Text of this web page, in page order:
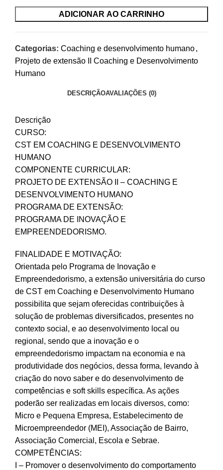
ADICIONAR AO CARRINHO
Categorias: Coaching e desenvolvimento humano,
Projeto de extensão II Coaching e Desenvolvimento
Humano
DESCRIÇÃOAVALIAÇÕES (0)
Descrição
CURSO:
CST EM COACHING E DESENVOLVIMENTO
HUMANO
COMPONENTE CURRICULAR:
PROJETO DE EXTENSÃO II – COACHING E
DESENVOLVIMENTO HUMANO
PROGRAMA DE EXTENSÃO:
PROGRAMA DE INOVAÇÃO E
EMPREENDEDORISMO.
FINALIDADE E MOTIVAÇÃO:
Orientada pelo Programa de Inovação e
Empreendedorismo, a extensão universitária do curso
de CST em Coaching e Desenvolvimento Humano
possibilita que sejam oferecidas contribuições à
solução de problemas diversificados, presentes no
contexto social, e ao desenvolvimento local ou
regional, sendo que a inovação e o
empreendedorismo impactam na economia e na
produtividade dos negócios, dessa forma, levando à
criação do novo saber e do desenvolvimento de
competências e soft skills específica. As ações
poderão ser realizadas em locais diversos, como:
Micro e Pequena Empresa, Estabelecimento de
Microempreendedor (MEI), Associação de Bairro,
Associação Comercial, Escola e Sebrae.
COMPETÊNCIAS:
I – Promover o desenvolvimento do comportamento